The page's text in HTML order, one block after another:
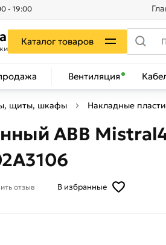
- 19:00
Каталог товаров
Вентиляция
щиты, шкафы Накладные
ABB
отзыв В избранные